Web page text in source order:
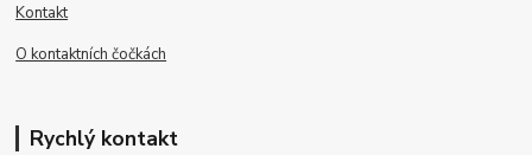
Kontakt
O kontaktních čočkách
Rychlý kontakt